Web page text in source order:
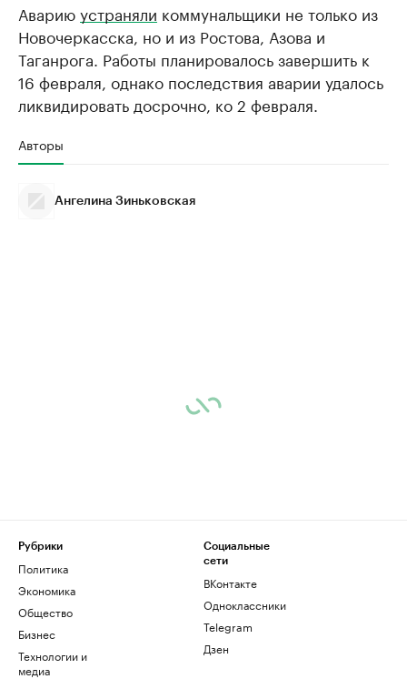
Авариюустраняли коммунальщики не только из
Новочеркасска, но и из Ростова, Азова и
Таганрога. Работы планировалось завершить к
16 февраля, однако последствия аварии удалось
ликвидировать досрочно, ко 2 февраля.
Авторы
Ангелина Зиньковская
Рубрики
Политика
Экономика
Общество
Бизнес
Технологии и
медиа
Социальные
сети
ВКонтакте
Одноклассники
Telegram
Дзен